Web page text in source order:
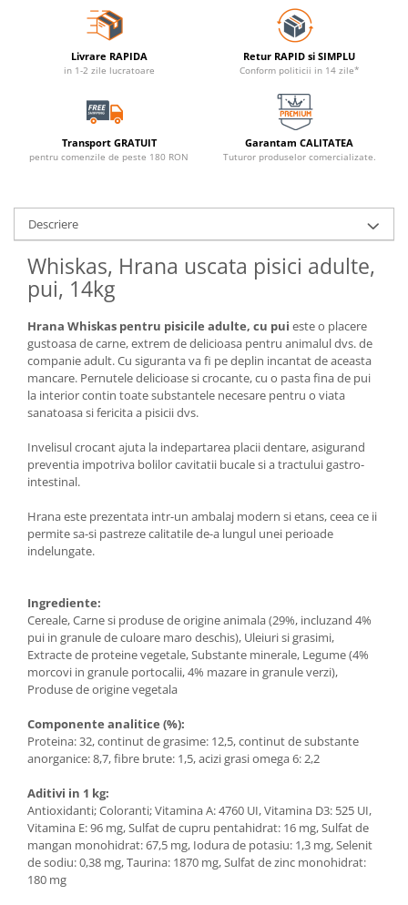
Livrare RAPIDA
in 1-2 zile lucratoare
Retur RAPID si SIMPLU
Conform politicii in 14 zile*
Transport GRATUIT
pentru comenzile de peste 180 RON
Garantam CALITATEA
Tuturor produselor comercializate.
Descriere
Whiskas, Hrana uscata pisici adulte,
pui, 14kg
Hrana Whiskas pentru pisicile adulte, cu pui este o placere
gustoasa de carne, extrem de delicioasa pentru animalul dvs. de
companie adult. Cu siguranta va fi pe deplin incantat de aceasta
mancare. Pernutele delicioase si crocante, cu o pasta fina de pui
la interior contin toate substantele necesare pentru o viata
sanatoasa si fericita a pisicii dvs.
Invelisul crocant ajuta la indepartarea placii dentare, asigurand
preventia impotriva bolilor cavitatii bucale si a tractului gastro-
intestinal.
Hrana este prezentata intr-un ambalaj modern si etans, ceea ce ii
permite sa-si pastreze calitatile de-a lungul unei perioade
indelungate.
Ingrediente:
Cereale, Carne si produse de origine animala (29%, incluzand 4%
pui in granule de culoare maro deschis), Uleiuri si grasimi,
Extracte de proteine vegetale, Substante minerale, Legume (4%
morcovi in granule portocalii, 4% mazare in granule verzi),
Produse de origine vegetala
Componente analitice (%):
Proteina: 32, continut de grasime: 12,5, continut de substante
anorganice: 8,7, fibre brute: 1,5, acizi grasi omega 6: 2,2
Aditivi in 1 kg:
Antioxidanti; Coloranti; Vitamina A: 4760 UI, Vitamina D3: 525 UI,
Vitamina E: 96 mg, Sulfat de cupru pentahidrat: 16 mg, Sulfat de
mangan monohidrat: 67,5 mg, Iodura de potasiu: 1,3 mg, Selenit
de sodiu: 0,38 mg, Taurina: 1870 mg, Sulfat de zinc monohidrat:
180 mg